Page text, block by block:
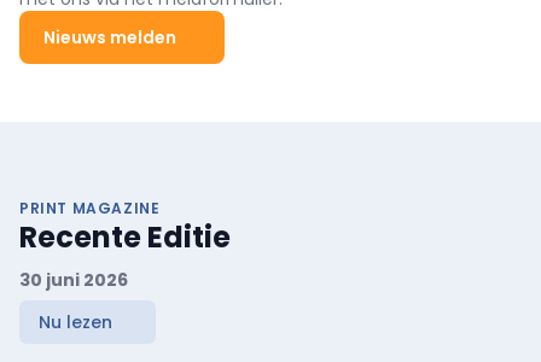
Nieuws melden
PRINT MAGAZINE
Recente Editie
30 juni 2026
Nu lezen